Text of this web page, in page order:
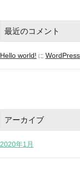
最近のコメント
Hello world! に
アーカイブ
2020年1月